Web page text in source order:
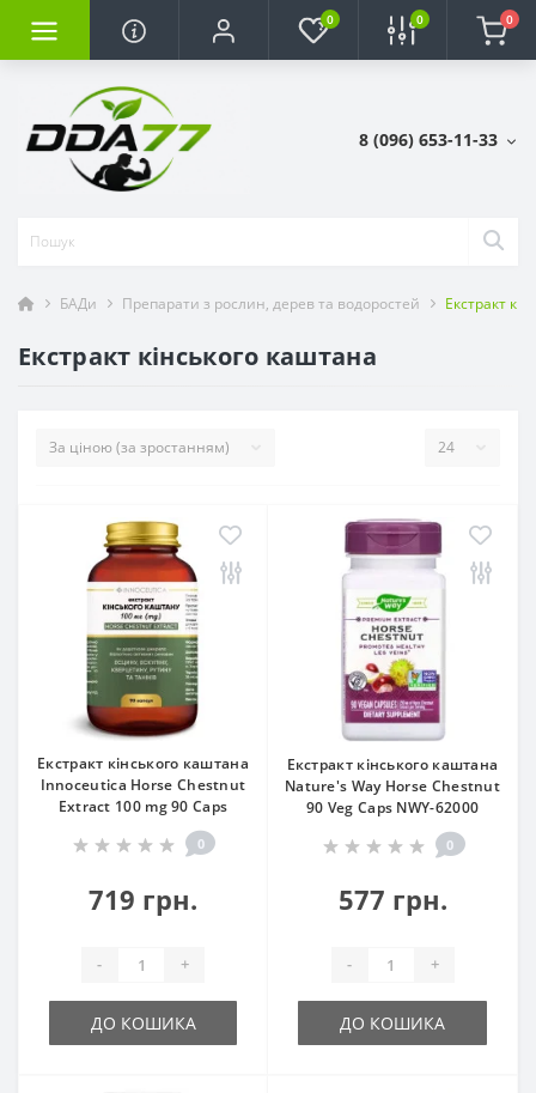
0 0 0
8 (096) 653-11-33
БАДи Препарати з рослин, дерев та водоростей Екстракт
Екстракт кінського каштана
Екстракт кінського каштана
Innoceuticа Horse Chestnut
Extract 100 mg 90 Caps
0
719 грн.
- +
ДО КОШИКА
Екстракт кінського каштана
Nature's Way Horse Chestnut
90 Veg Caps NWY-62000
0
577 грн.
- +
ДО КОШИКА